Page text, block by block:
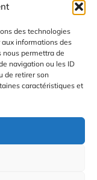
des technologies
informations des
nous permettra de
navigation ou les ID
de retirer son
caractéristiques et
du site